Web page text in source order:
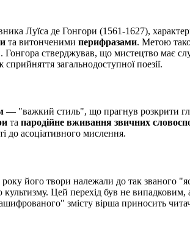
Луїса де Гонгори (1561-1627),
та витонченими перифразами. Метою
стверджував, що мистецтво має
загальнодоступної поезії.
— "важкий стиль", що прагнув розкрити
та пародійне вживання звичних
до асоціативного мислення.
його твори належали до так званого
Цей перехід був не
змісту вірша приносить